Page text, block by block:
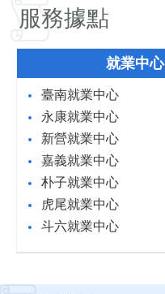
服務據點
就業中心
臺南就業中心
永康就業中心
新營就業中心
嘉義就業中心
朴子就業中心
虎尾就業中心
斗六就業中心